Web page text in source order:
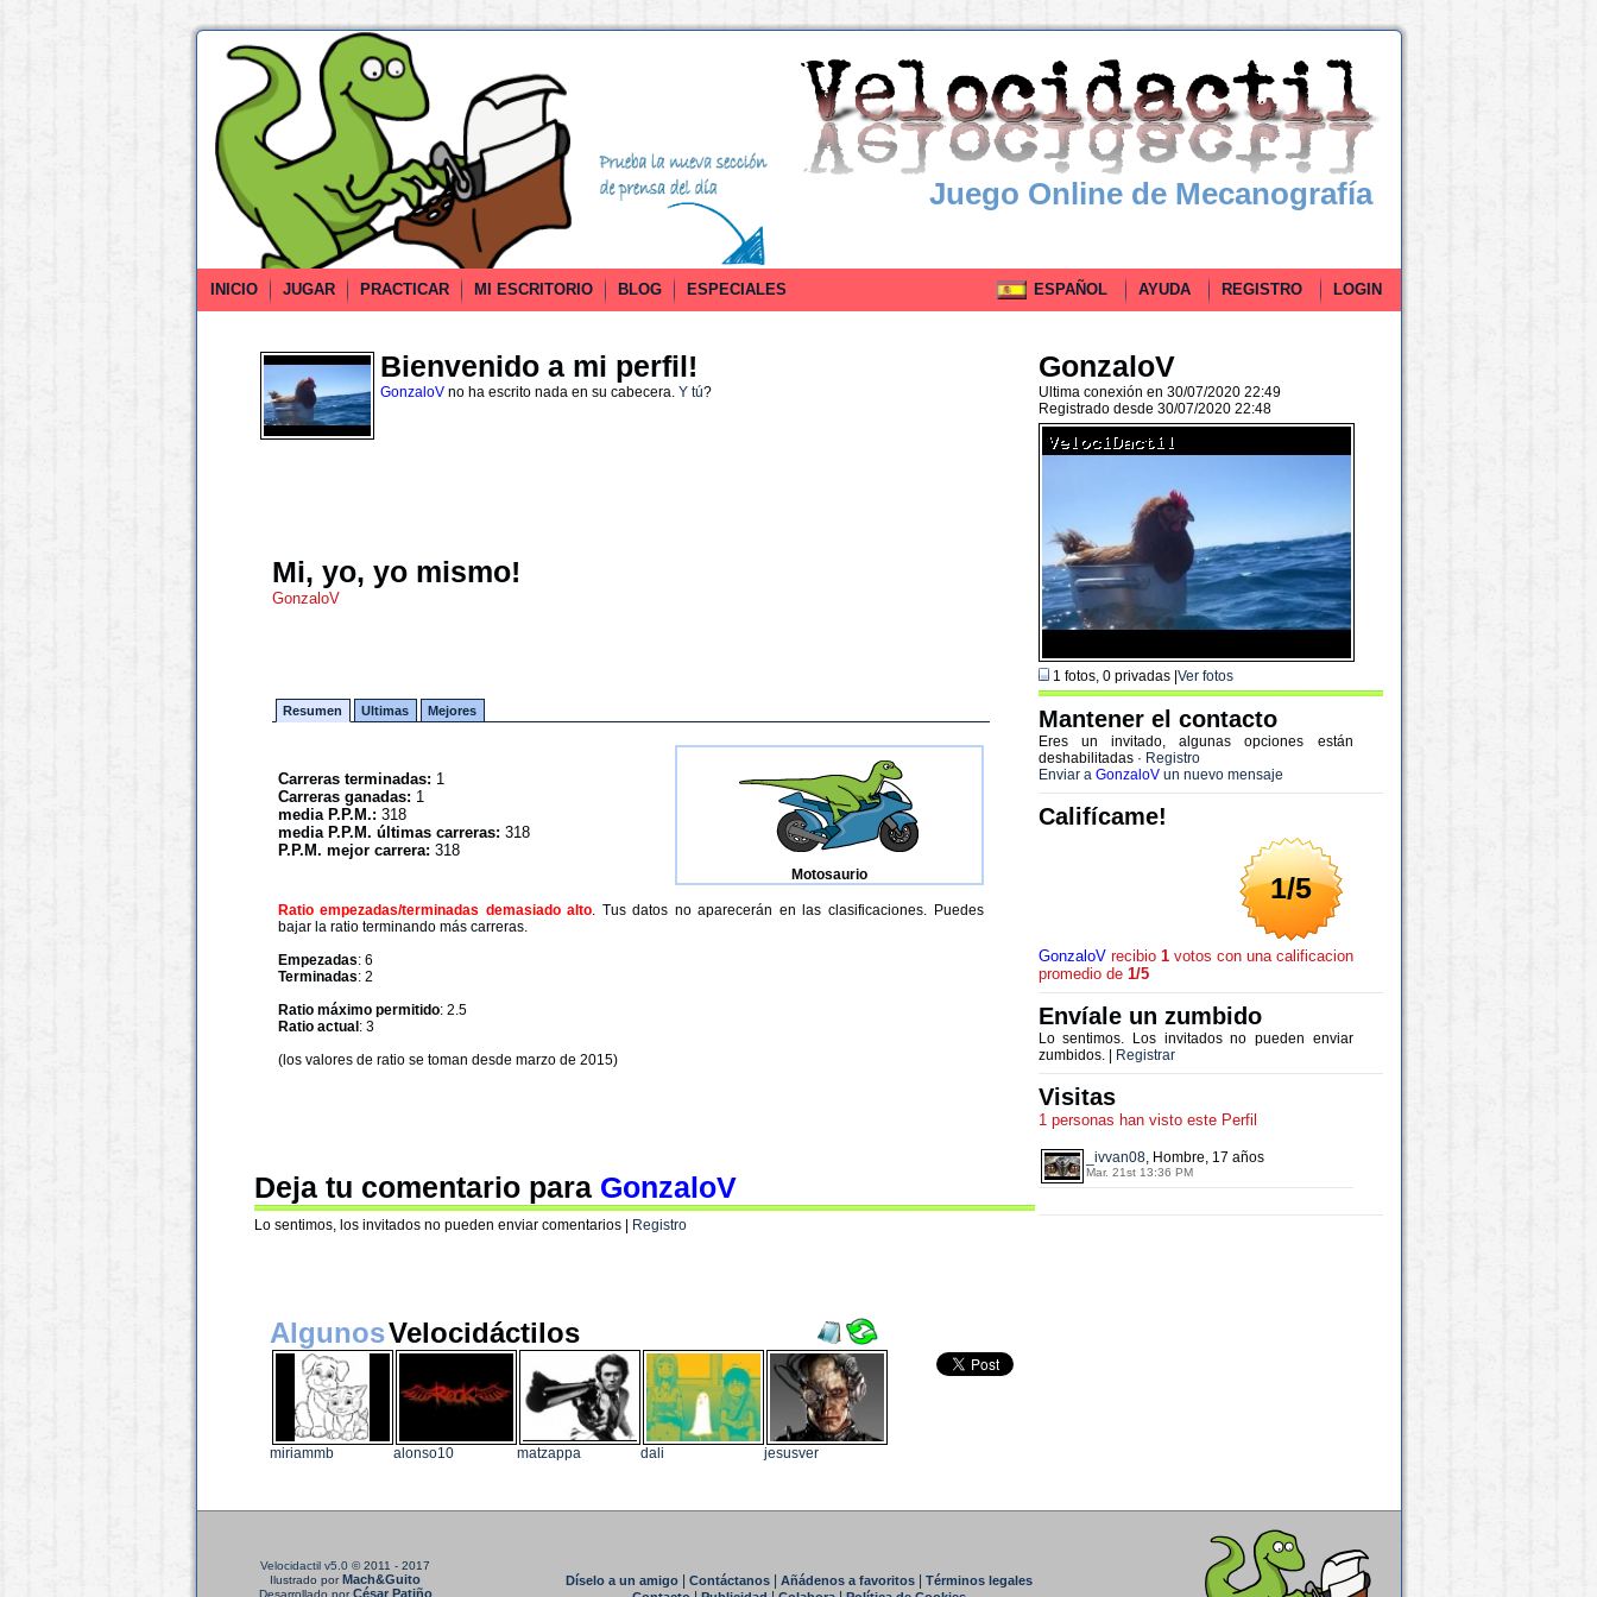
Juego Online de Mecanografía
INICIO JUGAR PRACTICAR MI ESCRITORIO BLOG ESPECIALES ESPAÑOL AYUDA REGISTRO LOGIN
Bienvenido a mi perfil!
GonzaloVno ha escrito nada en su cabecera. Y tú?
Mi, yo, yo mismo!
GonzaloV
Resumen Ultimas Mejores
Carreras terminadas: 1
Carreras ganadas: 1
media P.P.M.: 318
media P.P.M. últimas carreras: 318
P.P.M. mejor carrera: 318
Motosaurio
Ratio empezadas/terminadas demasiado alto. Tus datos no aparecerán en las clasificaciones. Puedes
bajar la ratio terminando más carreras.
Empezadas: 6
Terminadas: 2
Ratio máximo permitido: 2.5
Ratio actual : 3
(los valores de ratio se toman desde marzo de 2015)
Deja tu comentario para GonzaloV
Lo sentimos, los invitados no pueden enviar comentarios | Registro
GonzaloV
Ultima conexión en 30/07/2020 22:49
Registrado desde 30/07/2020 22:48
1 fotos, 0 privadas | Ver fotos
Mantener el contacto
Eres un invitado, algunas opciones están
deshabilitadas · Registro
Enviar a GonzaloVun nuevo mensaje
Califícame!
1/5
GonzaloVrecibio 1votos con una calificacion
promedio de 1/5
Envíale un zumbido
Lo sentimos. Los invitados no pueden enviar
zumbidos. |
Registrar
Visitas
1 personas han visto este Perfil
_ivvan08, Hombre, 17 años
Mar. 21st 13:36 PM
AlgunosVelocidáctilos
miriammb alonso10 matzappa dali jesusver
Velocidactil v5.0 © 2011 - 2017
Ilustrado porMach&Guito
Desarrollado porCésar Patiño
Díselo a un amigo| Contáctanos| Añádenos a favoritos|
Términos legales